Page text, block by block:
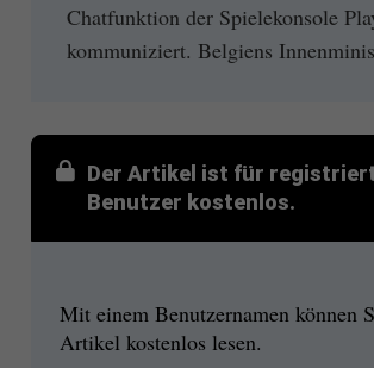
Chatfunktion der Spielekonsole
kommuniziert. Belgiens
Der Artikel ist für
Benutzer kostenlos.
Mit einem Benutzernamen können
Artikel kostenlos lesen.